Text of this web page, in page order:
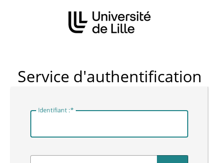
CAS
Service d'authentification
Identifiant :